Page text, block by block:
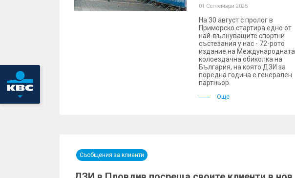
01 Септември 2025
На 30 август с пролог в
Приморско стартира едно от
най-вълнуващите спортни
състезания у нас - 72-рото
издание на Международната
колоездачна обиколка на
България, на която ДЗИ за
поредна година е генерален
партньор.
Още
Съобщения за клиенти